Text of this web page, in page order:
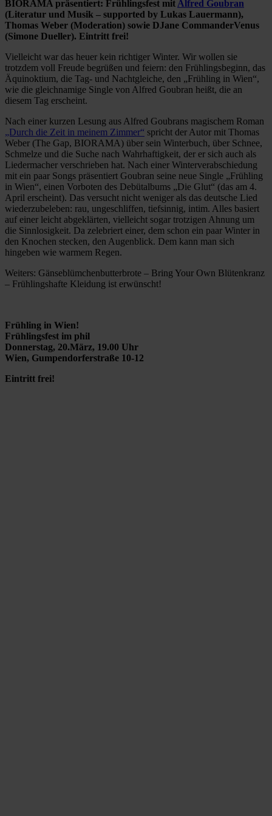
BIORAMA präsentiert: Frühlingsfest mit Alfred Goubran
(Literatur und Musik – supported by Lukas Lauermann),
Thomas Weber (Moderation) sowie DJane CommanderVenus
(Simone Dueller). Eintritt frei!
Vielleicht war das heuer kein richtiger Winter. Wir wollen sie
trotzdem voll Freude begrüßen und feiern: den Frühlingsbeginn, das
Äquinoktium, die Tag- und Nachtgleiche, den „Frühling in Wien“,
wie die gleichnamige Single von Alfred Goubran heißt, die an
diesem Tag erscheint.
Nach einer kurzen Lesung aus Alfred Goubrans magischem Roman
„Durch die Zeit in meinem Zimmer“ spricht der Autor mit Thomas
Weber (The Gap, BIORAMA) über sein Winterbuch, über Schnee,
Schmelze und die Suche nach Wahrhaftigkeit, der er sich auch als
Liedermacher verschrieben hat. Nach einer Winterverabschiedung
mit ein paar Songs präsentiert Goubran seine neue Single „Frühling
in Wien“, einen Vorboten des Debütalbums „Die Glut“ (das am 4.
April erscheint). Das versucht nicht weniger als das deutsche Lied
wiederzubeleben: rau, ungeschliffen, tiefsinnig, intim. Alles basiert
auf einer leicht abgeklärten, vielleicht sogar trotzigen Ahnung um
die Sinnlosigkeit. Da zelebriert einer, dem schon ein paar Winter in
den Knochen stecken, den Augenblick. Dem kann man sich
hingeben wie warmem Regen.
Weiters: Gänseblümchenbutterbrote – Bring Your Own Blütenkranz
– Frühlingshafte Kleidung ist erwünscht!
Frühling in Wien!
Frühlingsfest im phil
Donnerstag, 20.März, 19.00 Uhr
Wien, Gumpendorferstraße 10-12
Eintritt frei!